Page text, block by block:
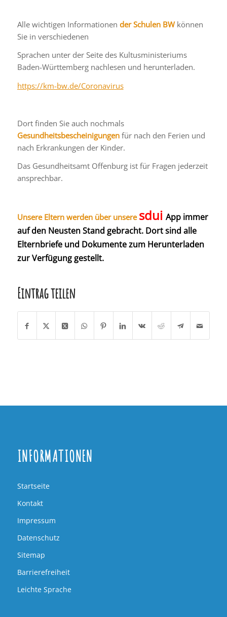
Alle wichtigen Informationen der Schulen BWkönnen
Sie in verschiedenen
Sprachen unter der Seite des Kultusministeriums
Baden-Württemberg nachlesen und herunterladen.
https://km-bw.de/Coronavirus
Dort finden Sie auch nochmals
Gesundheitsbescheinigungenfür nach den Ferien und
nach Erkrankungen der Kinder.
Das Gesundheitsamt Offenburg ist für Fragen jederzeit
ansprechbar.
Unsere Eltern werden über unsere sdui App immer
auf den Neusten Stand gebracht. Dort sind alle
Elternbriefe und Dokumente zum Herunterladen
zur Verfügung gestellt.
Eintrag teilen
INFORMATIONEN
Startseite
Kontakt
Impressum
Datenschutz
Sitemap
Barrierefreiheit
Leichte Sprache